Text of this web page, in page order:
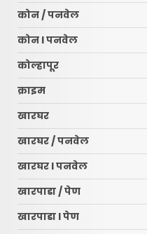
कोन / पनवेल
कोन l पनवेल
कोल्हापूर
क्राइम
खारघर
खारघर / पनवेल
खारघर l पनवेल
खारपाडा / पेण
खारपाडा l पेण